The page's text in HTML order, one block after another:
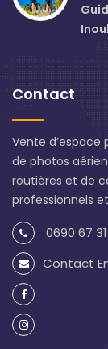
Contact
Vente d’espace
de photos
routières et de
professionnels
0690 67
Contact